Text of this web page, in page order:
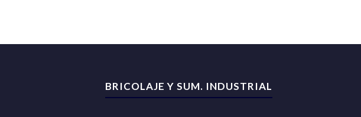
BRICOLAJE Y SUM. INDUSTRIAL